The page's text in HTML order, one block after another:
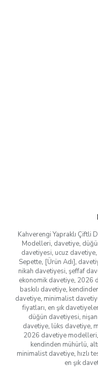
Kahverengi Yapraklı Çiftli
Modelleri, davetiye,
davetiyesi, ucuz davetiye,
Sepette, [Ürün Adı],
nikah davetiyesi, şeffaf
ekonomik davetiye, 2026
baskılı davetiye,
davetiye, minimalist
fiyatları, en şık
düğün davetiyesi,
davetiye, lüks davetiye,
2026 davetiye modelleri,
kendinden mühürlü,
minimalist davetiye, hızlı
en şık